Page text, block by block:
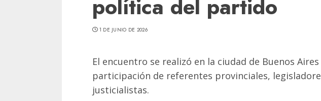
política del partido
1 DE JUNIO DE 2026
El encuentro se realizó en la ciudad de Buenos
participación de referentes provinciales,
justicialistas.